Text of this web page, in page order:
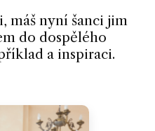
máš nyní šanci jim
do dospělého
a inspiraci.